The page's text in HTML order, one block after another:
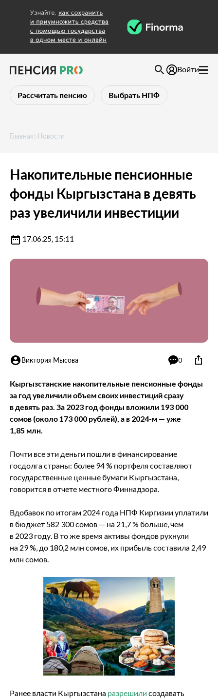
Рассчитать пенсию Выбрать НПФ
Войти
Главная Новости
Накопительные пенсионные
фонды Кыргызстана в девять
раз увеличили инвестиции
17.06.25, 15:11
Виктория Мысова 0
Кыргызстанские накопительные пенсионные фонды
за год увеличили объем своих инвестиций сразу
в девять раз. За 2023 год фонды вложили 193 000
сомов (около 173 000 рублей), а в 2024-м — уже
1,85 млн.
Почти все эти деньги пошли в финансирование
госдолга страны: более 94 % портфеля составляют
государственные ценные бумаги Кыргызстана,
говорится в отчете местного Финнадзора.
Вдобавок по итогам 2024 года НПФ Киргизии уплатили
в бюджет 582 300 сомов — на 21,7 % больше, чем
в 2023 году. В то же время активы фондов рухнули
на 29 %, до 180,2 млн сомов, их прибыль составила 2,49
млн сомов.
Ранее власти Кыргызстана разрешили создавать